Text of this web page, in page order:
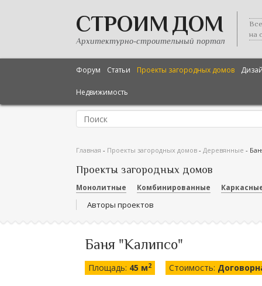
СТРОИМ ДОМ
Архитектурно-строительный портал
на
Форум Статьи Проекты загородных домов
Недвижимость
Главная - Проекты загородных домов - Деревянные -
Проекты загородных домов
Монолитные Комбинированные
Авторы проектов
Баня "Калипсо"
Площадь: 45 м2 Стоимость: